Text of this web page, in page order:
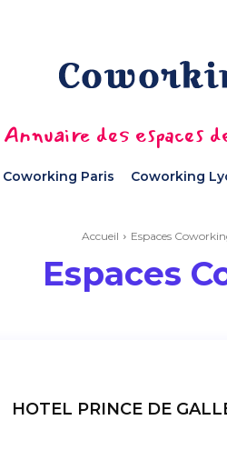
Annuaire des espaces
Coworking Paris Coworking
Accueil Espaces
Espaces
HOTEL PRINCE DE